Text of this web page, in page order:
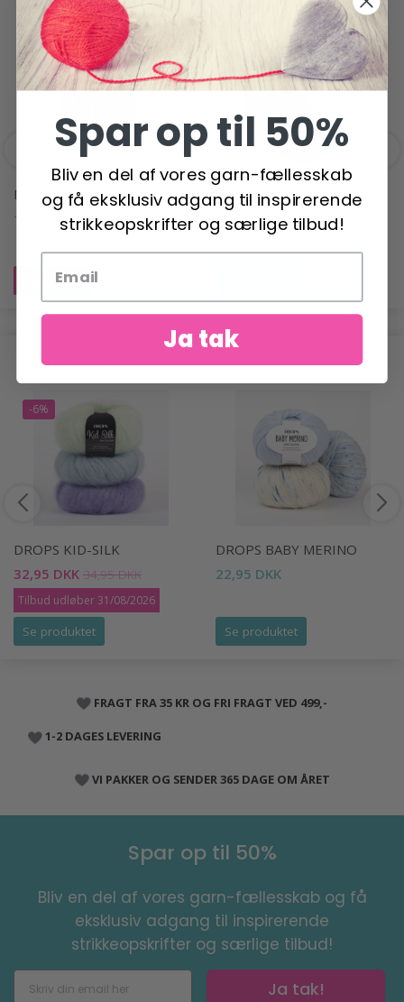
ANDRE HAR OGSÅ SET
DROPS GLITTER RØD
18,95 DKK
Læg i kurv
ONION NO.3 ORGANIC
WOOL+NETTLES
50,95 DKK
ANBEFALET TIL DIG
-6%
DROPS KID-SILK
32,95 DKK 34,95 DKK
Tilbud udløber 31/08/2026
Se produktet
DROPS BABY MERINO
22,95 DKK
Se produktet
FRAGT FRA 35 KR OG FRI FRAGT VED 499,-
1-2 DAGES LEVERING
VI PAKKER OG SENDER 365 DAGE OM ÅRET
Spar op til 50%
Bliv en del af vores garn-fællesskab og få
eksklusiv adgang til inspirerende
strikkeopskrifter og særlige tilbud!
Ja tak!
Spar op til 50%
Bliv en del af vores garn-fællesskab
og få eksklusiv adgang til inspirerende
strikkeopskrifter og særlige tilbud!
Ja tak